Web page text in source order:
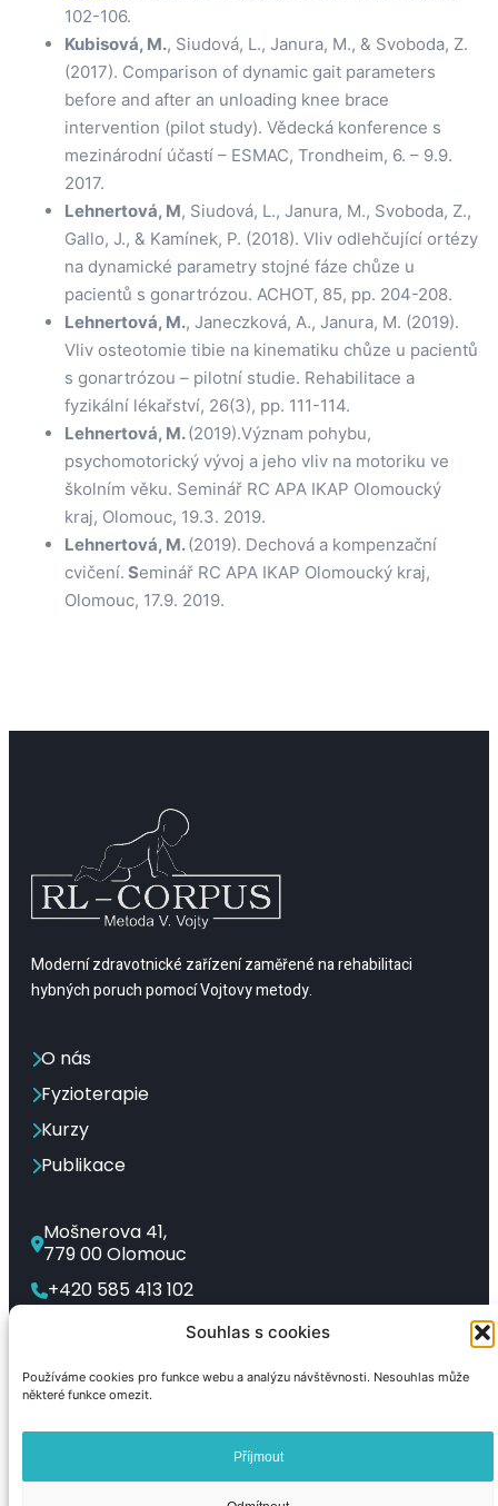
Souhlas s cookies
Používáme cookies pro funkce webu a analýzu návštěvnosti. Nesouhlas může
některé funkce omezit.
Příjmout
102-106.
Kubisová, M., Siudová, L., Janura, M., & Svoboda, Z.
(2017). Comparison of dynamic gait parameters
before and after an unloading knee brace
intervention (pilot study). Vědecká konference s
mezinárodní účastí – ESMAC, Trondheim, 6. – 9.9.
2017.
Lehnertová, M, Siudová, L., Janura, M., Svoboda, Z.,
Gallo, J., & Kamínek, P. (2018). Vliv odlehčující ortézy
na dynamické parametry stojné fáze chůze u
pacientů s gonartrózou. ACHOT, 85, pp. 204-208.
Lehnertová, M., Janeczková, A., Janura, M. (2019).
Vliv osteotomie tibie na kinematiku chůze u pacientů
s gonartrózou – pilotní studie. Rehabilitace a
fyzikální lékařství, 26(3), pp. 111-114.
Lehnertová, M.(2019).Význam pohybu,
psychomotorický vývoj a jeho vliv na motoriku ve
školním věku. Seminář RC APA IKAP Olomoucký
kraj, Olomouc, 19.3. 2019.
Lehnertová, M.(2019). Dechová a kompenzační
cvičení. Seminář RC APA IKAP Olomoucký kraj,
Olomouc, 17.9. 2019.
Moderní zdravotnické zařízení zaměřené na rehabilitaci
hybných poruch pomocí Vojtovy metody.
O nás
Fyzioterapie
Kurzy
Publikace
Mošnerova 41,
779 00 Olomouc
+420 585 413 102
rl-corpus@rl-corpus.cz
Українська